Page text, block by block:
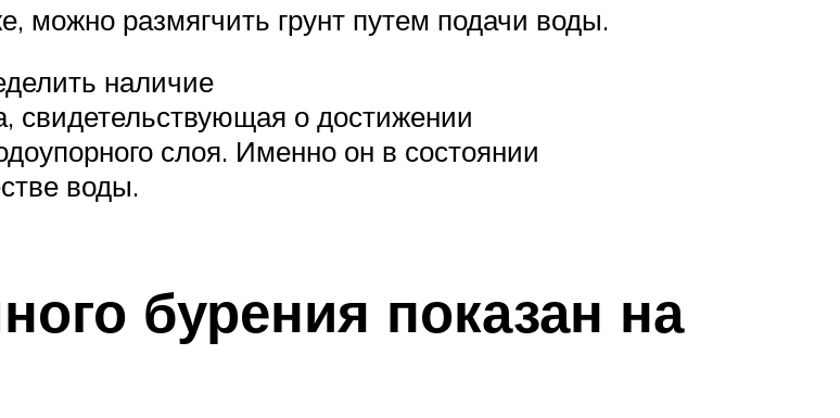
можно размягчить грунт путем подачи воды.
наличие
свидетельствующая о достижении
слоя. Именно он в состоянии
воды.
бурения показан на